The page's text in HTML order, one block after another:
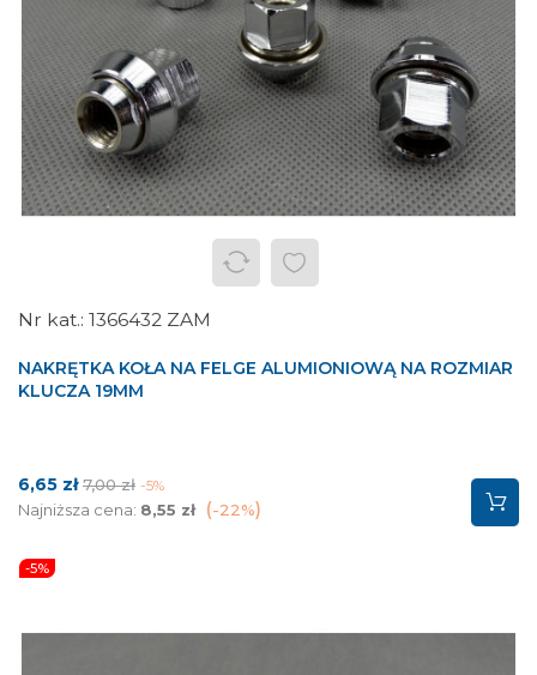
1366432 ZAM
NAKRĘTKA KOŁA NA FELGE ALUMIONIOWĄ NA ROZMIAR
KLUCZA 19MM
Cena
6,65 zł Cena
podstawowa
7,00 zł -5%
Najniższa cena: 8,55 zł -22%
-5%